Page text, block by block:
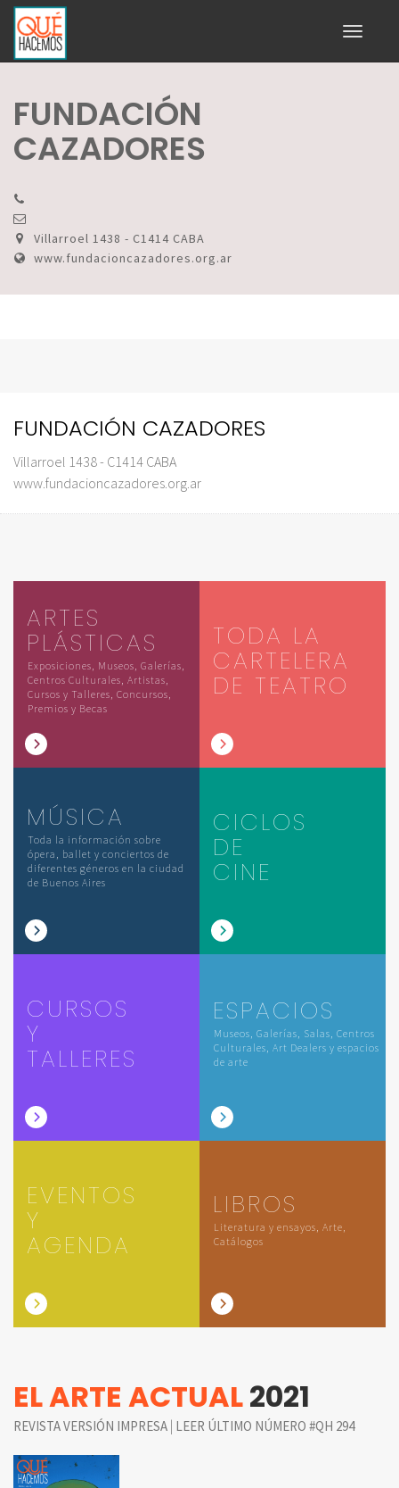
Toggle
FUNDACIÓN
CAZADORES
Villarroel 1438 - C1414 CABA
www.fundacioncazadores.org.ar
FUNDACIÓN CAZADORES
Villarroel 1438 - C1414 CABA
www.fundacioncazadores.org.ar
ARTES
PLÁSTICAS
Exposiciones, Museos, Galerías,
Centros Culturales, Artistas,
Cursos y Talleres, Concursos,
Premios y Becas
TODA LA
CARTELERA
DE TEATRO
MÚSICA
Toda la información sobre
ópera, ballet y conciertos de
diferentes géneros en la ciudad
de Buenos Aires
CICLOS
DE
CINE
CURSOS
Y
TALLERES
ESPACIOS
Museos, Galerías, Salas, Centros
Culturales, Art Dealers y espacios
de arte
EVENTOS
Y
AGENDA
LIBROS
Literatura y ensayos, Arte,
Catálogos
EL ARTE ACTUAL2021
REVISTA VERSIÓN IMPRESA | LEER ÚLTIMO NÚMERO #QH 294